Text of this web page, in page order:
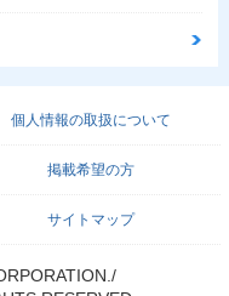
個人情報の取扱について
掲載希望の方
サイトマップ